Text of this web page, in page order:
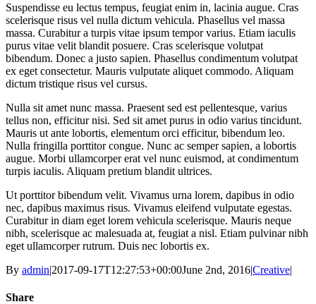
Suspendisse eu lectus tempus, feugiat enim in, lacinia augue. Cras
scelerisque risus vel nulla dictum vehicula. Phasellus vel massa
massa. Curabitur a turpis vitae ipsum tempor varius. Etiam iaculis
purus vitae velit blandit posuere. Cras scelerisque volutpat
bibendum. Donec a justo sapien. Phasellus condimentum volutpat
ex eget consectetur. Mauris vulputate aliquet commodo. Aliquam
dictum tristique risus vel cursus.
Nulla sit amet nunc massa. Praesent sed est pellentesque, varius
tellus non, efficitur nisi. Sed sit amet purus in odio varius tincidunt.
Mauris ut ante lobortis, elementum orci efficitur, bibendum leo.
Nulla fringilla porttitor congue. Nunc ac semper sapien, a lobortis
augue. Morbi ullamcorper erat vel nunc euismod, at condimentum
turpis iaculis. Aliquam pretium blandit ultrices.
Ut porttitor bibendum velit. Vivamus urna lorem, dapibus in odio
nec, dapibus maximus risus. Vivamus eleifend vulputate egestas.
Curabitur in diam eget lorem vehicula scelerisque. Mauris neque
nibh, scelerisque ac malesuada at, feugiat a nisl. Etiam pulvinar nibh
eget ullamcorper rutrum. Duis nec lobortis ex.
By admin|2017-09-17T12:27:53+00:00June 2nd, 2016|Creative|
Share